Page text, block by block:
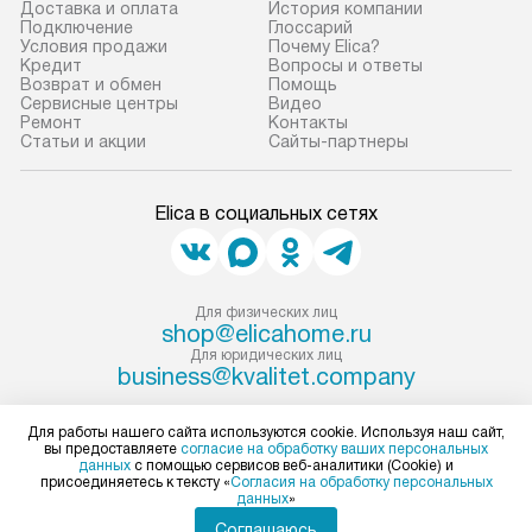
Если необходимо переместить
прибор до места установки,
пожалуйста, предварительно
уточните это с менеджером.
За данную услугу взимается
дополнительная плата. Важно
прибора не позволяют ему пройти
через дверной проем, сотрудники
демонтировать дверцы, ручки или
другие выступающие элементы, так
как это может привести к отказу
Перед заказом удостоверьтесь, что
сможете переместить прибор
в нужное место, учитывая размеры
упаковки или без нее.
к воде, крана и
слива.
подключение к
и консультацию
В стандартную
не включаются:
Доставка и оплата
Подключение
Условия продажи
Кредит
Возврат и обмен
Сервисные центры
Ремонт
Статьи и акции
История компании
Глоссарий
Почему Elica?
Вопросы и ответы
Помощь
Видео
Контакты
Сайты-партнеры
Elica в социальных сетях
Для физических лиц
shop@elicahome.ru
Для юридических лиц
business@kvalitet.company
НАПИСАТЬ РУКОВОДСТВУ
Политика конфиденциальности
Для работы нашего сайта используются cookie. Используя наш сайт,
вы предоставляете согласие на обработку ваших персональных
данных с помощью сервисов веб-аналитики (Cookie) и
присоединяетесь к тексту «Согласия на обработку персональных
данных»